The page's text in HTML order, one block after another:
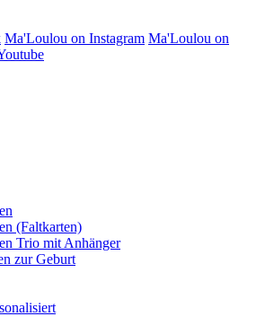
Ma'Loulou on Instagram Ma'Loulou on
(Faltkarten)
Trio mit Anhänger
zur Geburt